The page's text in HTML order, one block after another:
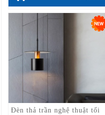
Đèn thả trần nghệ thuật tối